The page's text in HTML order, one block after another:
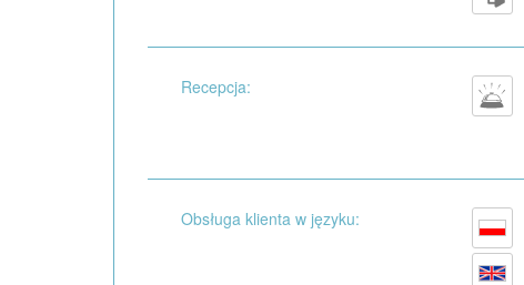
Recepcja:
Obsługa klienta w języku: